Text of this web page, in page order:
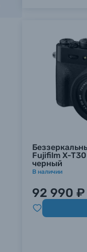
Fujifilm X-
черный
В наличии
92 990 ₽